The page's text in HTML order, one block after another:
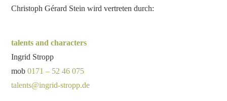
Christoph Gérard Stein wird vertreten durch:
talents and characters
Ingrid Stropp
mob0171 – 52 46 075
talents@ingrid-stropp.de